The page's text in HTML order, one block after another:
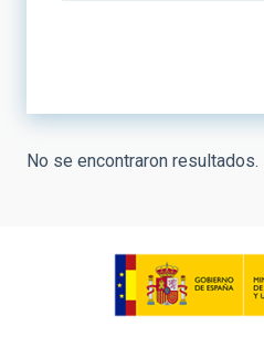
No se encontraron resultados.